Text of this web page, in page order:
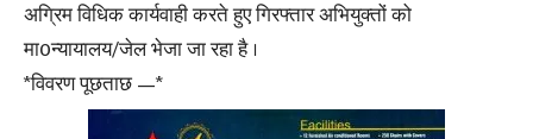
अग्रिम विधिक कार्यवाही करते हुए गिरफ्तार अभियुक्तों को
मा0न्यायालय/जेल भेजा जा रहा है ।
*विवरण पूछताछ —*